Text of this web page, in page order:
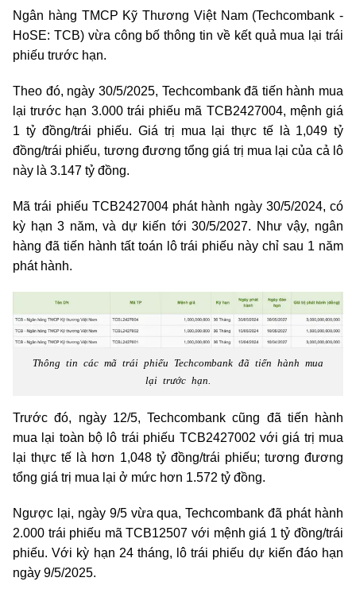
Ngân hàng TMCP Kỹ Thương Việt Nam (Techcombank -
HoSE: TCB) vừa công bố thông tin về kết quả mua lại trái
phiếu trước hạn.
Theo đó, ngày 30/5/2025, Techcombank đã tiến hành mua
lại trước hạn 3.000 trái phiếu mã TCB2427004, mệnh giá
1 tỷ đồng/trái phiếu. Giá trị mua lại thực tế là 1,049 tỷ
đồng/trái phiếu, tương đương tổng giá trị mua lại của cả lô
này là 3.147 tỷ đồng.
Mã trái phiếu TCB2427004 phát hành ngày 30/5/2024, có
kỳ hạn 3 năm, và dự kiến tới 30/5/2027. Như vậy, ngân
hàng đã tiến hành tất toán lô trái phiếu này chỉ sau 1 năm
phát hành.
Thông tin các mã trái phiếu Techcombank đã tiến hành mua
lại trước hạn.
Trước đó, ngày 12/5, Techcombank cũng đã tiến hành
mua lại toàn bộ lô trái phiếu TCB2427002 với giá trị mua
lại thực tế là hơn 1,048 tỷ đồng/trái phiếu; tương đương
tổng giá trị mua lại ở mức hơn 1.572 tỷ đồng.
Ngược lại, ngày 9/5 vừa qua, Techcombank đã phát hành
2.000 trái phiếu mã TCB12507 với mệnh giá 1 tỷ đồng/trái
phiếu. Với kỳ hạn 24 tháng, lô trái phiếu dự kiến đáo hạn
ngày 9/5/2025.